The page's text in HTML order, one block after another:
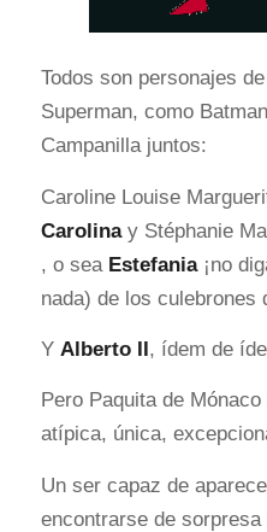
Todos son personajes
Superman, como
Campanilla juntos:
Caroline Louise
Carolina y Stéphanie
, o sea Estefania¡no
nada) de los culebrones
Y Alberto II, ídem de
Pero Paquita de
atípica, única,
Un ser capaz de
encontrarse de